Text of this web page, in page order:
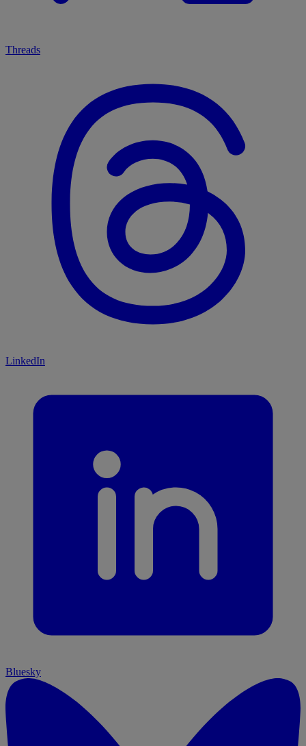
Threads
LinkedIn
Bluesky